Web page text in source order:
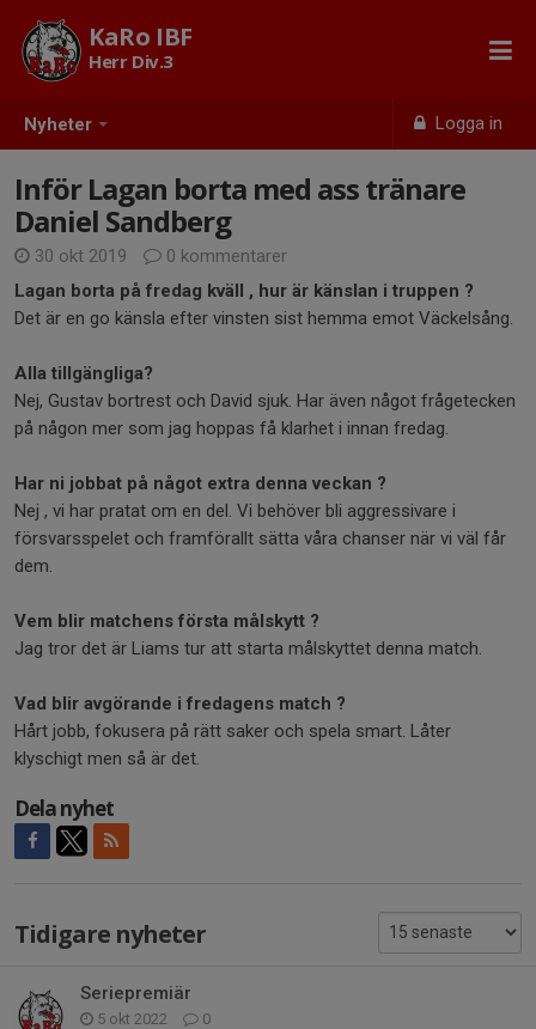
Nyheter Logga in
KaRo IBF
Herr Div.3
Inför Lagan borta med ass tränare
Daniel Sandberg
30 okt 2019
0 kommentarer
Lagan borta på fredag kväll , hur är känslan i truppen ?
Det är en go känsla efter vinsten sist hemma emot Väckelsång.
Alla tillgängliga?
Nej, Gustav bortrest och David sjuk. Har även något frågetecken
på någon mer som jag hoppas få klarhet i innan fredag.
Har ni jobbat på något extra denna veckan ?
Nej , vi har pratat om en del. Vi behöver bli aggressivare i
försvarsspelet och framförallt sätta våra chanser när vi väl får
dem.
Vem blir matchens första målskytt ?
Jag tror det är Liams tur att starta målskyttet denna match.
Vad blir avgörande i fredagens match ?
Hårt jobb, fokusera på rätt saker och spela smart. Låter
klyschigt men så är det.
Dela nyhet
Tidigare nyheter
Seriepremiär
5 okt 2022 0